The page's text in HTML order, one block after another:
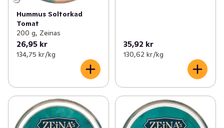
Hummus Soltorkad
Tomat
200 g, Zeinas
26,95 kr
134,75 kr /kg
35,92 kr
130,62 kr /kg